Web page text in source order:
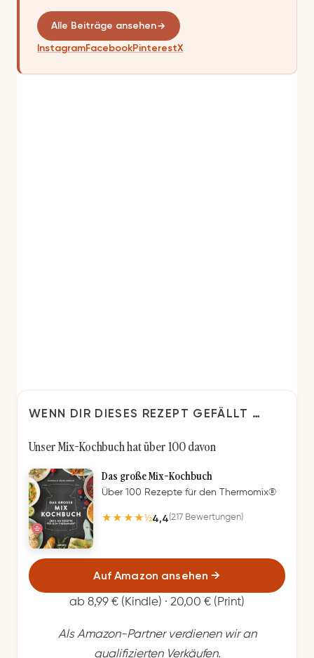
Alle Beiträge ansehen
InstagramFacebookPinterestX
WENN DIR DIESES REZEPT GEFÄLLT …
Unser Mix-Kochbuch hat über 100 davon
Das große Mix-Kochbuch
Über 100 Rezepte für den Thermomix®
★★★★½4,4(217 Bewertungen)
Auf Amazon ansehen→
ab 8,99 € (Kindle) · 20,00 € (Print)
Als Amazon-Partner verdienen wir an
qualifizierten Verkäufen.